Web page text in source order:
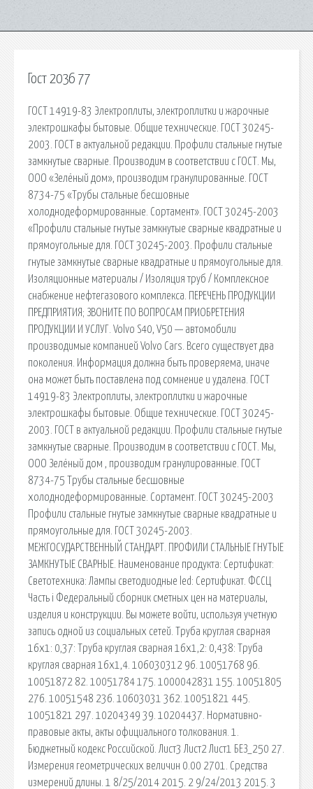
Гост 2036 77
ГОСТ 14919-83 Электроплиты, электроплитки и жарочные
электрошкафы бытовые. Общие технические. ГОСТ 30245-
2003. ГОСТ в актуальной редакции. Профили стальные гнутые
замкнутые сварные. Производим в соответствии с ГОСТ. Мы,
ООО «Зелёный дом», производим гранулированные. ГОСТ
8734-75 «Трубы стальные бесшовные
холоднодеформированные. Сортамент». ГОСТ 30245-2003
«Профили стальные гнутые замкнутые сварные квадратные и
прямоугольные для. ГОСТ 30245-2003. Профили стальные
гнутые замкнутые сварные квадратные и прямоугольные для.
Изоляционные материалы / Изоляция труб / Комплексное
снабжение нефтегазового комплекса. ПЕРЕЧЕНЬ ПРОДУКЦИИ
ПРЕДПРИЯТИЯ; ЗВОНИТЕ ПО ВОПРОСАМ ПРИОБРЕТЕНИЯ
ПРОДУКЦИИ И УСЛУГ. Volvo S40, V50 — автомобили
производимые компанией Volvo Cars. Всего существует два
поколения. Информация должна быть проверяема, иначе
она может быть поставлена под сомнение и удалена. ГОСТ
14919-83 Электроплиты, электроплитки и жарочные
электрошкафы бытовые. Общие технические. ГОСТ 30245-
2003. ГОСТ в актуальной редакции. Профили стальные гнутые
замкнутые сварные. Производим в соответствии с ГОСТ. Мы,
ООО Зелёный дом , производим гранулированные. ГОСТ
8734-75 Трубы стальные бесшовные
холоднодеформированные. Сортамент. ГОСТ 30245-2003
Профили стальные гнутые замкнутые сварные квадратные и
прямоугольные для. ГОСТ 30245-2003.
МЕЖГОСУДАРСТВЕННЫЙ СТАНДАРТ. ПРОФИЛИ СТАЛЬНЫЕ ГНУТЫЕ
ЗАМКНУТЫЕ СВАРНЫЕ. Наименование продукта: Сертификат:
Светотехника: Лампы светодиодные led: Сертификат. ФССЦ
Часть i Федеральный сборник сметных цен на материалы,
изделия и конструкции. Вы можете войти, используя учетную
запись одной из социальных сетей. Труба круглая сварная
16х1: 0,37: Труба круглая сварная 16х1,2: 0,438: Труба
круглая сварная 16х1,4. 106030312 96. 10051768 96.
10051872 82. 10051784 175. 1000042831 155. 10051805
276. 10051548 236. 10603031 362. 10051821 445.
10051821 297. 10204349 39. 10204437. Нормативно-
правовые акты, акты официального толкования. 1.
Бюджетный кодекс Российской. Лист3 Лист2 Лист1 БЕЗ_250 27.
Измерения геометрических величин 0.00 2701. Средства
измерений длины. 1 8/25/2014 2015. 2 9/24/2013 2015. 3